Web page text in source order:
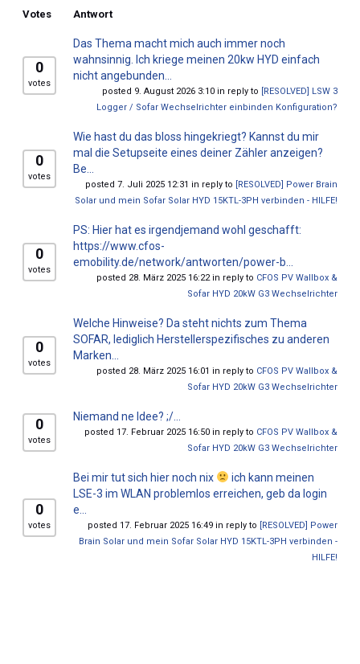
Votes Antwort
0
votes
Das Thema macht mich auch immer noch
wahnsinnig. Ich kriege meinen 20kw HYD einfach
nicht angebunden...
posted 9. August 2026 3:10 in reply to [RESOLVED] LSW 3
Logger / Sofar Wechselrichter einbinden Konfiguration?
0
votes
Wie hast du das bloss hingekriegt? Kannst du mir
mal die Setupseite eines deiner Zähler anzeigen?
Be...
posted 7. Juli 2025 12:31 in reply to [RESOLVED] Power Brain
Solar und mein Sofar Solar HYD 15KTL-3PH verbinden - HILFE!
0
votes
PS: Hier hat es irgendjemand wohl geschafft:
https://www.cfos-
emobility.de/network/antworten/power-b...
posted 28. März 2025 16:22 in reply to CFOS PV Wallbox &
Sofar HYD 20kW G3 Wechselrichter
0
votes
Welche Hinweise? Da steht nichts zum Thema
SOFAR, lediglich Herstellerspezifisches zu anderen
Marken...
posted 28. März 2025 16:01 in reply to CFOS PV Wallbox &
Sofar HYD 20kW G3 Wechselrichter
0
votes
Niemand ne Idee? ;/...
posted 17. Februar 2025 16:50 in reply to CFOS PV Wallbox &
Sofar HYD 20kW G3 Wechselrichter
0
votes
Bei mir tut sich hier noch nix
ich kann meinen
LSE-3 im WLAN problemlos erreichen, geb da login
e...
posted 17. Februar 2025 16:49 in reply to [RESOLVED] Power
Brain Solar und mein Sofar Solar HYD 15KTL-3PH verbinden -
HILFE!